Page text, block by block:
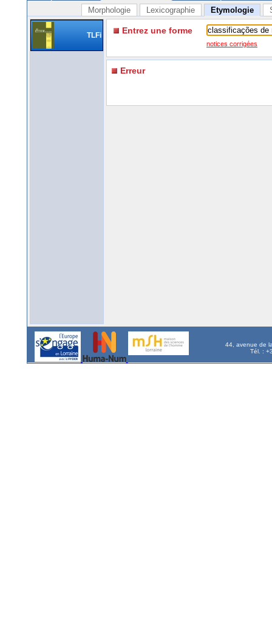
Morphologie Lexicographie Etymologie
TLFi Entrez une forme
notices corrigées
Erreur
44, avenue de
Tél. :